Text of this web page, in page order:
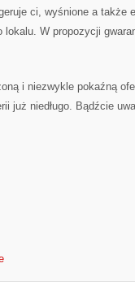
ci, wyśnione a także
lokalu. W propozycji
i niezwykle pokaźną
już niedługo. Bądźcie